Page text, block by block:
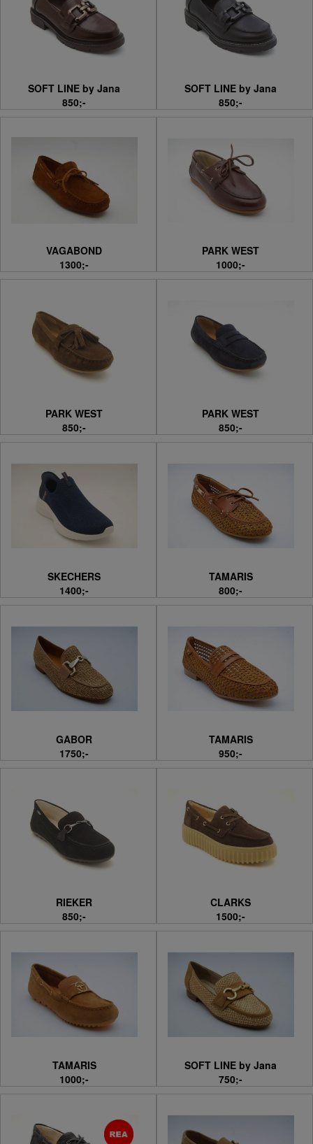
SOFT LINE by Jana
850;-
SOFT LINE by Jana
850;-
VAGABOND
1300;-
PARK WEST
1000;-
PARK WEST
850;-
PARK WEST
850;-
SKECHERS
1400;-
TAMARIS
800;-
GABOR
1750;-
TAMARIS
950;-
RIEKER
850;-
CLARKS
1500;-
TAMARIS
1000;-
SOFT LINE by Jana
750;-